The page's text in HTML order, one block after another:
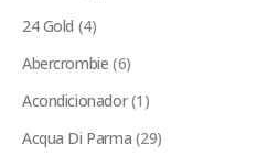
24 Gold (4)
Abercrombie (6)
Acondicionador (1)
Acqua Di Parma (29)